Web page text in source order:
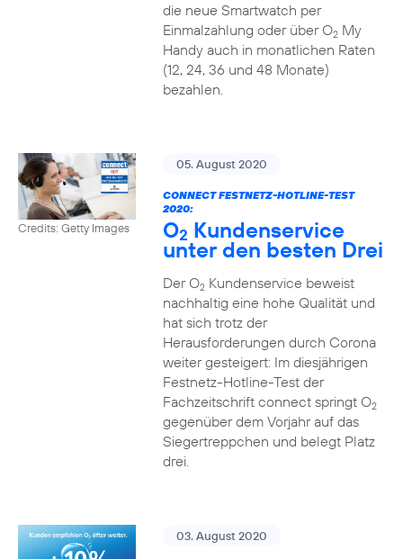
die neue Smartwatch per
Einmalzahlung oder über O2My
Handy auch in monatlichen Raten
(12, 24, 36 und 48 Monate)
bezahlen.
Credits: Getty Images
05. August 2020
CONNECT FESTNETZ-HOTLINE-TEST
2020:
O2 Kundenservice
unter den besten Drei
Der O2Kundenservice beweist
nachhaltig eine hohe Qualität und
hat sich trotz der
Herausforderungen durch Corona
weiter gesteigert: Im diesjährigen
Festnetz-Hotline-Test der
Fachzeitschrift connect springt O2
gegenüber dem Vorjahr auf das
Siegertreppchen und belegt Platz
drei.
03. August 2020